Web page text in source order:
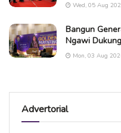
Wed, 05 Aug
Bangun
Ngawi
Mon, 03 Aug
Advertorial